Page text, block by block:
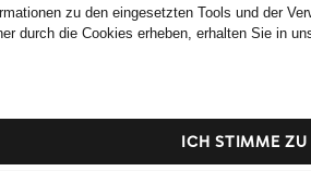
zu den eingesetzten Tools und der
durch die Cookies erheben, erhalten Sie in
ICH STIMME ZU